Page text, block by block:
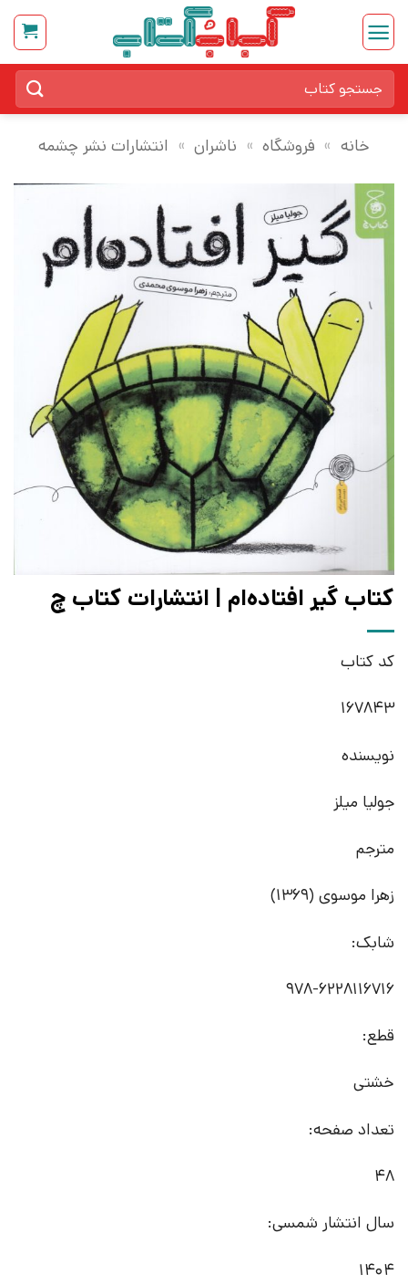
Skip
content
برای:
خانه » فروشگاه » ناشران » انتشارات نشر چشمه
کتاب گیر افتاده‌ام | انتشارات کتاب چ
کد کتاب
167843
نویسنده
جولیا میلز
مترجم
زهرا موسوی (1369)
شابک:
978-6228116716
قطع:
خشتی
تعداد صفحه:
48
سال انتشار شمسی:
1404